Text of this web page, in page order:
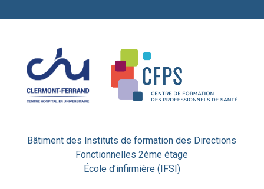
Bâtiment des Instituts de formation des Directions
Fonctionnelles 2ème étage
École d’infirmière (IFSI)